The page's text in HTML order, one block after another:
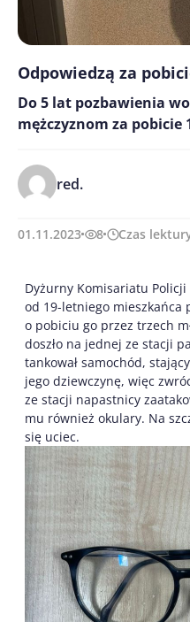
Odpowiedzą za
Do 5 lat pozbawienia
mężczyznom za pobicie
red.
01.11.2023 8 Czas
Dyżurny Komisariatu Policji
od 19-letniego mieszkańca
o pobiciu go przez trzech
doszło na jednej ze stacji
tankował samochód,
jego dziewczynę, więc
ze stacji napastnicy
mu również okulary. Na
się uciec.